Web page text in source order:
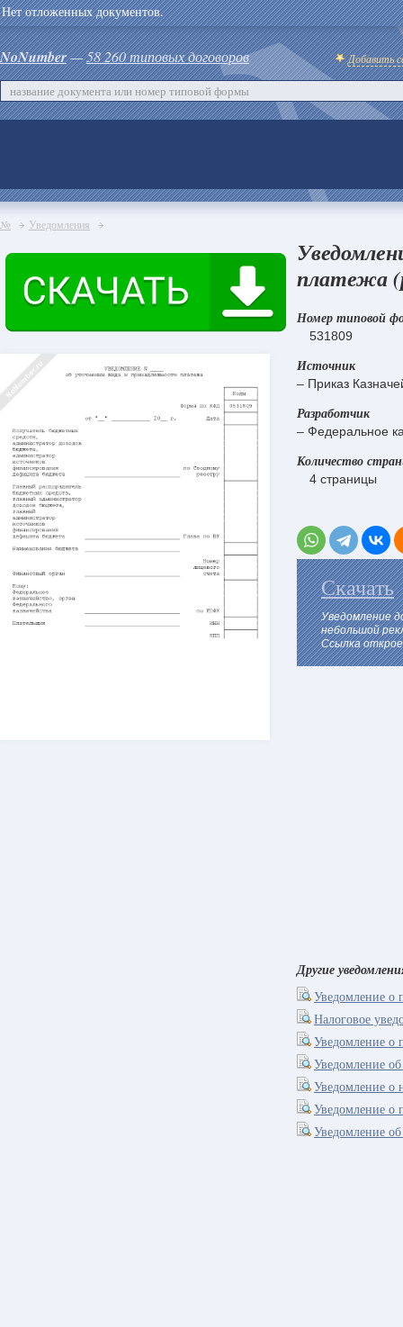
Нет отложенных документов.
NoNumber—58 260 типовых договоров Добавить
№ Уведомления
платежа
Номер типовой
531809
Источник
– Приказ
Разработчик
– Федеральное
Количество
4 страницы
Скачать
Уведомление
небольшой
Ссылка
Другие
Уведомление о
Налоговое
Уведомление о
Уведомление
Уведомление о
Уведомление о
Уведомление